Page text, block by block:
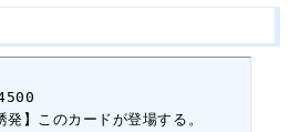
】このカードが登場する。